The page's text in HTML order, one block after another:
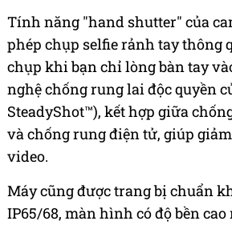
Tính năng "hand shutter" của
phép chụp selfie rảnh tay thông
chụp khi bạn chỉ lòng bàn tay
nghệ chống rung lai độc quyền
SteadyShot™), kết hợp giữa
và chống rung điện tử, giúp
video.
Máy cũng được trang bị chuẩn
IP65/68, màn hình có độ bền